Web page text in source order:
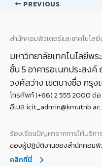
PREVIOUS
สำนักคอมพิวเตอร์และเทคโนโล
มหาวิทยาลัยเทคโนโลยีพร
ชั้น 5 อาคารอเนกประสงค์
วงศ์สว่าง เขตบางซื่อ กรุ
โทรศัพท์ (+66) 2 555 2000 ต่
อีเมล
ร้องเรียนปัญหาจากการให้บริกา
ของผู้ปฏิบัติงานของสำนักคอมพิ
คลิกที่นี่